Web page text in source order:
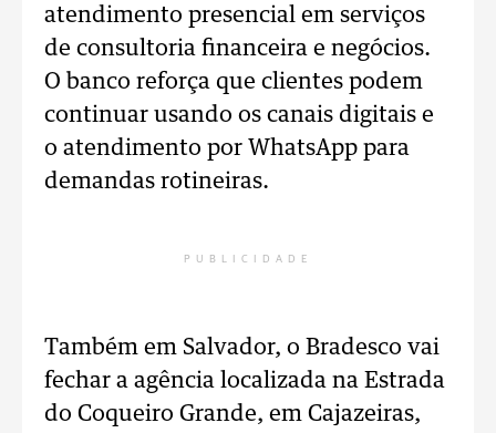
atendimento presencial em serviços
de consultoria financeira e negócios.
O banco reforça que clientes podem
continuar usando os canais digitais e
o atendimento por WhatsApp para
demandas rotineiras.
PUBLICIDADE
Também em Salvador, o Bradesco vai
fechar a agência localizada na Estrada
do Coqueiro Grande, em Cajazeiras,